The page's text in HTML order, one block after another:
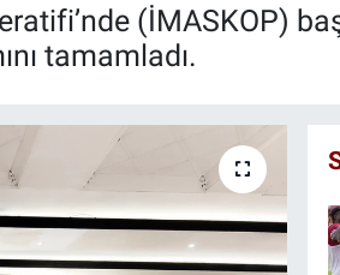
(İMASKOP)
tamamladı.